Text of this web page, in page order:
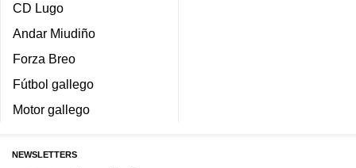
CD Lugo
Andar Miudiño
Forza Breo
Fútbol gallego
Motor gallego
NEWSLETTERS